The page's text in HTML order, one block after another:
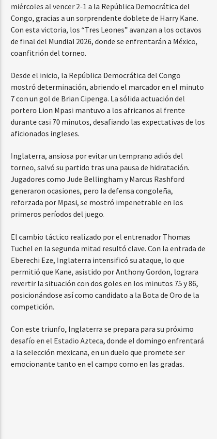
miércoles al vencer 2-1 a la República Democrática del
Congo, gracias a un sorprendente doblete de Harry Kane.
Con esta victoria, los “Tres Leones” avanzan a los octavos
de final del Mundial 2026, donde se enfrentarán a México,
coanfitrión del torneo.
Desde el inicio, la República Democrática del Congo
mostró determinación, abriendo el marcador en el minuto
7 con un gol de Brian Cipenga. La sólida actuación del
portero Lion Mpasi mantuvo a los africanos al frente
durante casi 70 minutos, desafiando las expectativas de los
aficionados ingleses.
Inglaterra, ansiosa por evitar un temprano adiós del
torneo, salvó su partido tras una pausa de hidratación.
Jugadores como Jude Bellingham y Marcus Rashford
generaron ocasiones, pero la defensa congoleña,
reforzada por Mpasi, se mostró impenetrable en los
primeros períodos del juego.
El cambio táctico realizado por el entrenador Thomas
Tuchel en la segunda mitad resultó clave. Con la entrada de
Eberechi Eze, Inglaterra intensificó su ataque, lo que
permitió que Kane, asistido por Anthony Gordon, lograra
revertir la situación con dos goles en los minutos 75 y 86,
posicionándose así como candidato a la Bota de Oro de la
competición.
Con este triunfo, Inglaterra se prepara para su próximo
desafío en el Estadio Azteca, donde el domingo enfrentará
a la selección mexicana, en un duelo que promete ser
emocionante tanto en el campo como en las gradas.